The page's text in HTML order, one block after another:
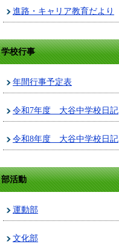
進路・キャリア教育だより
学校行事
年間行事予定表
令和7年度 大谷中学校日記
令和8年度 大谷中学校日記
部活動
運動部
文化部